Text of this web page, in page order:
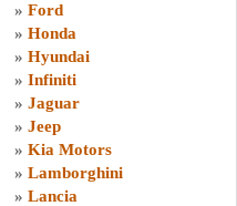
» Ford
» Honda
» Hyundai
» Infiniti
» Jaguar
» Jeep
» Kia Motors
» Lamborghini
» Lancia